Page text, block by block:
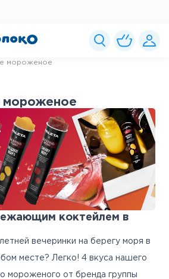
мороженое
мороженое
коктейлем в
вечеринки на берегу моря в
месте? Легко! 4 вкуса нашего
мороженого от бренда группы